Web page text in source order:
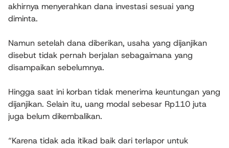
akhirnya menyerahkan dana investasi sesuai yang
diminta.
Namun setelah dana diberikan, usaha yang dijanjikan
disebut tidak pernah berjalan sebagaimana yang
disampaikan sebelumnya.
Hingga saat ini korban tidak menerima keuntungan yang
dijanjikan. Selain itu, uang modal sebesar Rp110 juta
juga belum dikembalikan.
“Karena tidak ada itikad baik dari terlapor untuk